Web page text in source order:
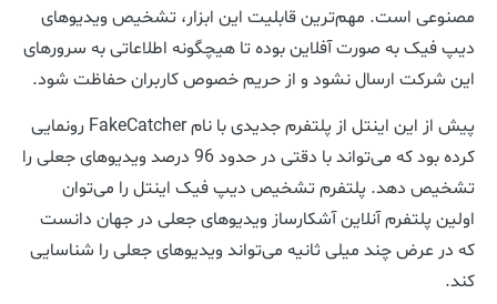
مصنوعی است. مهم‌ترین قابلیت این ابزار، تشخیص ویدیوهای
دیپ فیک به صورت آفلاین بوده تا هیچگونه اطلاعاتی به سرورهای
این شرکت ارسال نشود و از حریم خصوص کاربران حفاظت شود.
پیش از این اینتل از پلتفرم جدیدی با نام FakeCatcher رونمایی
کرده بود که می‌تواند با دقتی در حدود 96 درصد ویدیوهای جعلی را
تشخیص دهد. پلتفرم تشخیص دیپ فیک اینتل را می‌توان
اولین پلتفرم آنلاین آشکارساز ویدیوهای جعلی در جهان دانست
که در عرض چند میلی ثانیه می‌تواند ویدیوهای جعلی را شناسایی
کند.